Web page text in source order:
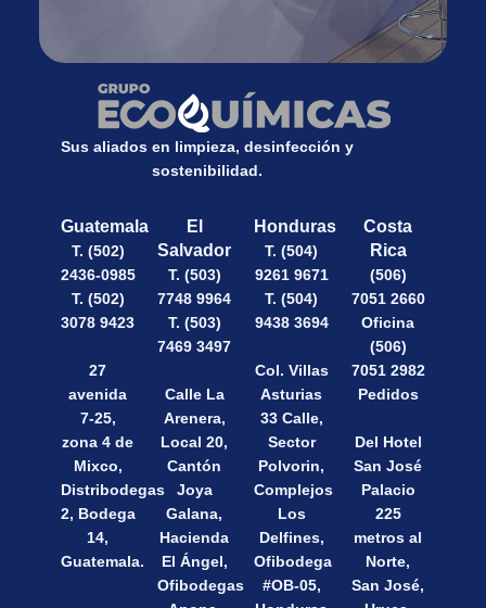
Sus aliados en limpieza, desinfección y
sostenibilidad.
Guatemala
T. (502)
2436-0985
T. (502)
3078 9423
27
avenida
7-25,
zona 4 de
Mixco,
Distribodegas
2, Bodega
14,
Guatemala.
El
Salvador
T. (503)
7748 9964
T. (503)
7469 3497
Calle La
Arenera,
Local 20,
Cantón
Joya
Galana,
Hacienda
El Ángel,
Ofibodegas
Honduras
T. (504)
9261 9671
T. (504)
9438 3694
Col. Villas
Asturias
33 Calle,
Sector
Polvorin,
Complejos
Los
Delfines,
Ofibodega
#OB-05,
Costa
Rica
(506)
7051 2660
Oficina
(506)
7051 2982
Pedidos
Del Hotel
San José
Palacio
225
metros al
Norte,
San José,